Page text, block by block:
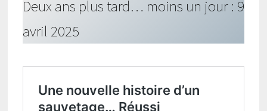
Deux ans plus tard… moins un jour : 9
avril 2025